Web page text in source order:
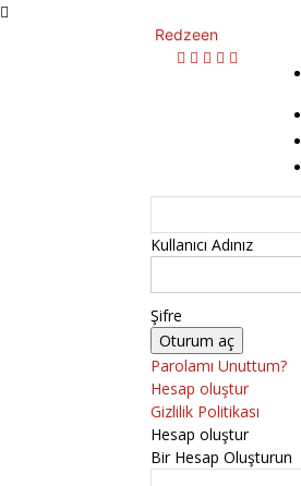
Redzeen
Kullanıcı Adınız
Şifre
Parolamı Unuttum?
Hesap oluştur
Gizlilik Politikası
Hesap oluştur
Bir Hesap Oluşturun